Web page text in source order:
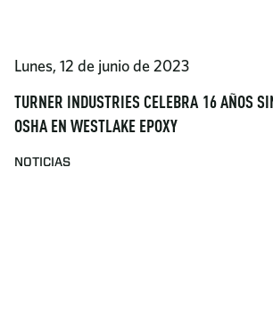
Lunes, 12 de junio de 2023
TURNER INDUSTRIES CELEBRA 16 AÑOS
OSHA EN WESTLAKE EPOXY
NOTICIAS